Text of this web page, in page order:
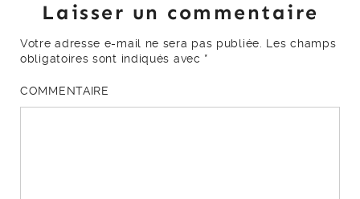
Laisser un commentaire
Votre adresse e-mail ne sera pas publiée.
Les champs
obligatoires sont indiqués avec *
COMMENTAIRE